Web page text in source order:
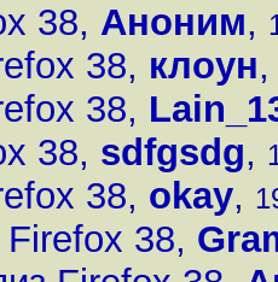
38, Аноним,
38, клоун
38,
38, sdfgsdg,
38, okay,
38,